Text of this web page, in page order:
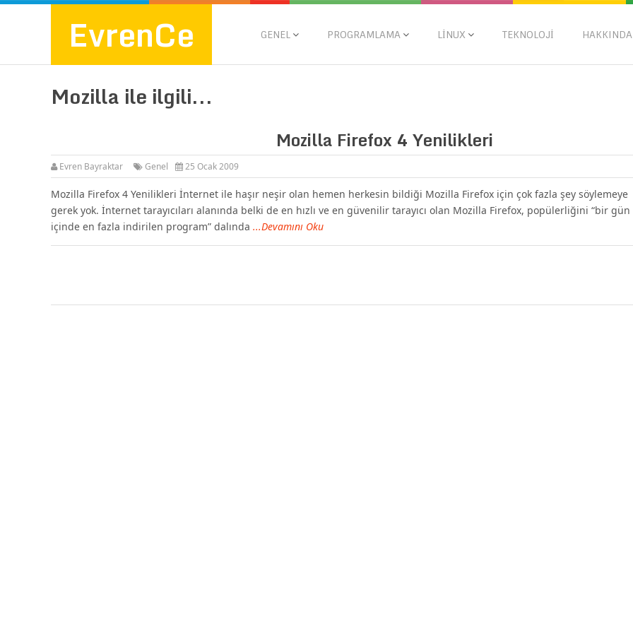
EvrenCe GENEL PROGRAMLAMA LINUX TEKNOLOJI HAKKINDA
Mozilla ile ilgili...
Mozilla Firefox 4 Yenilikleri
Evren Bayraktar Genel 25 Ocak 2009
Mozilla Firefox 4 Yenilikleri İnternet ile haşır neşir olan hemen herkesin bildiği Mozilla Firefox için çok fazla şey söylemeye
gerek yok. İnternet tarayıcıları alanında belki de en hızlı ve en güvenilir tarayıcı olan Mozilla Firefox, popülerliğini “bir gün
içinde en fazla indirilen program” dalında ...Devamını Oku